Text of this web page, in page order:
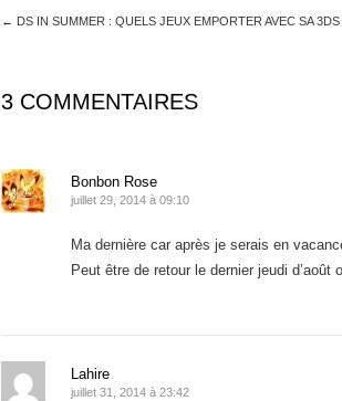
← DS IN SUMMER : QUELS JEUX EMPORTER AVEC SA 3DS
3 COMMENTAIRES
Bonbon Rose
juillet 29, 2014 à 09:10
Ma dernière car après je serais en
Peut être de retour le dernier jeudi d’août
Lahire
juillet 31, 2014 à 23:42